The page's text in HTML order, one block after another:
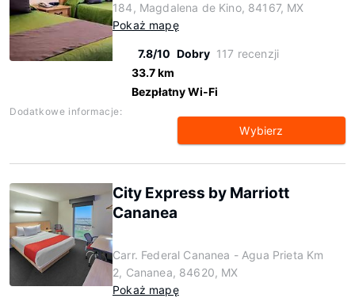
184, Magdalena de Kino, 84167, MX
Pokaż mapę
7.8/10 Dobry 117 recenzji
33.7 km
Bezpłatny Wi-Fi
Dodatkowe informacje:
Wybierz
City Express by Marriott
Cananea
Carr. Federal Cananea - Agua Prieta Km
2, Cananea, 84620, MX
Pokaż mapę